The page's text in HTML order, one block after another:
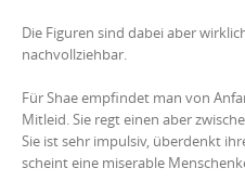
Die Figuren sind dabei aber
nachvollziehbar.
Für Shae empfindet man von
Mitleid. Sie regt einen aber
Sie ist sehr impulsiv, überdenkt
scheint eine miserable